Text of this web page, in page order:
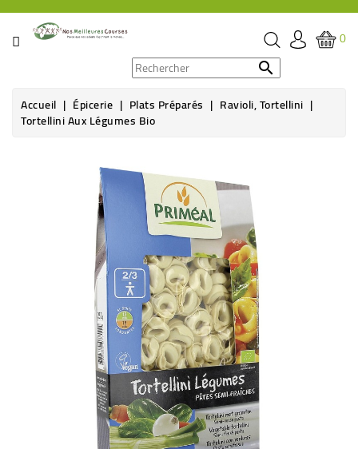
CATÉGORIE
ÉPICERIE
0

Accueil Épicerie Plats Préparés Ravioli, Tortellini
Tortellini Aux Légumes Bio